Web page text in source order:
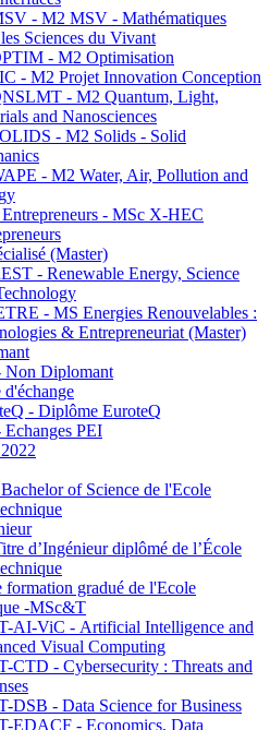
- M2 MSV - Mathématiques
Sciences du Vivant
- M2 Optimisation
- M2 Projet Innovation Conception
- M2 Quantum, Light,
and Nanosciences
- M2 Solids - Solid
- M2 Water, Air, Pollution and
- MSc X-HEC
(Master)
- Renewable Energy, Science
- MS Energies Renouvelables :
& Entrepreneuriat (Master)
Non Diplomant
d'échange
- Diplôme EuroteQ
Echanges PEI
of Science de l'Ecole
d’Ingénieur diplômé de l’École
formation gradué de l'Ecole
-MSc&T
AI-ViC - Artificial Intelligence and
Visual Computing
CTD - Cybersecurity : Threats and
DSB - Data Science for Business
EDACF - Economics, Data